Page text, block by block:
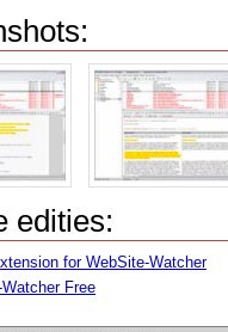
edities:
for WebSite-Watcher
Free